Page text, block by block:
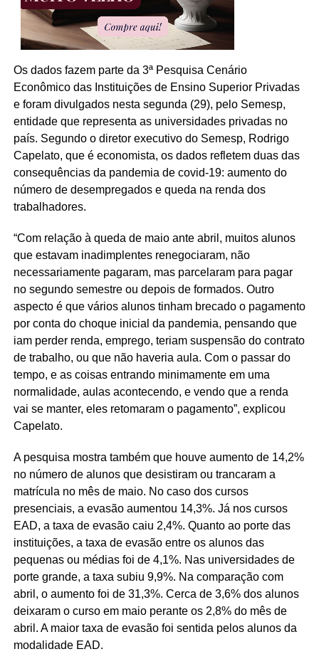
Os dados fazem parte da 3ª Pesquisa Cenário
Econômico das Instituições de Ensino Superior Privadas
e foram divulgados nesta segunda (29), pelo Semesp,
entidade que representa as universidades privadas no
país. Segundo o diretor executivo do Semesp, Rodrigo
Capelato, que é economista, os dados refletem duas das
consequências da pandemia de covid-19: aumento do
número de desempregados e queda na renda dos
trabalhadores.
“Com relação à queda de maio ante abril, muitos alunos
que estavam inadimplentes renegociaram, não
necessariamente pagaram, mas parcelaram para pagar
no segundo semestre ou depois de formados. Outro
aspecto é que vários alunos tinham brecado o pagamento
por conta do choque inicial da pandemia, pensando que
iam perder renda, emprego, teriam suspensão do contrato
de trabalho, ou que não haveria aula. Com o passar do
tempo, e as coisas entrando minimamente em uma
normalidade, aulas acontecendo, e vendo que a renda
vai se manter, eles retomaram o pagamento”, explicou
Capelato.
A pesquisa mostra também que houve aumento de 14,2%
no número de alunos que desistiram ou trancaram a
matrícula no mês de maio. No caso dos cursos
presenciais, a evasão aumentou 14,3%. Já nos cursos
EAD, a taxa de evasão caiu 2,4%. Quanto ao porte das
instituições, a taxa de evasão entre os alunos das
pequenas ou médias foi de 4,1%. Nas universidades de
porte grande, a taxa subiu 9,9%. Na comparação com
abril, o aumento foi de 31,3%. Cerca de 3,6% dos alunos
deixaram o curso em maio perante os 2,8% do mês de
abril. A maior taxa de evasão foi sentida pelos alunos da
modalidade EAD.